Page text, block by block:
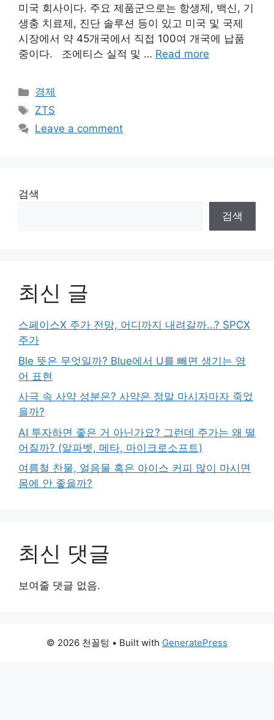
미국 회사이다. 주요 제품군으로는 항생제, 백신, 기
생충 치료제, 진단 솔루션 등이 있고 미국 및 국제
시장에서 약 45개국에서 직접 100여 개국에 납품
중이다. 조에티스 실적 및 … Read more
Categories
경제
Tags
ZTS
Leave a comment
검색
검색
최신 글
스페이스X 주가 전망, 어디까지 내려갈까…? SPCX
주가
Ble 뜻은 무엇일까? Blue에서 U를 빼면 생기는 영
어 표현
사극 속 사약 성분은? 사약은 정말 마시자마자 죽었
을까?
AI 투자하면 좋은 거 아닌가요? 그런데 주가는 왜 떨
어질까? (알파벳, 메타, 마이크로소프트)
여름철 찬물, 얼음물 혹은 아이스 커피 많이 마시면
몸에 안 좋을까?
최신 댓글
보여줄 댓글 없음.
© 2026 천꼴텅 • Built with GeneratePress